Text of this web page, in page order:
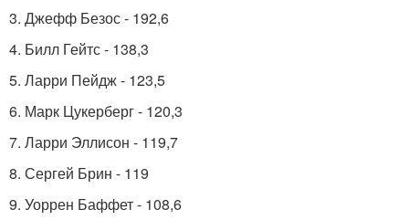
3. Джефф Безос - 192,6
4. Билл Гейтс - 138,3
5. Ларри Пейдж - 123,5
6. Марк Цукерберг - 120,3
7. Ларри Эллисон - 119,7
8. Сергей Брин - 119
9. Уоррен Баффет - 108,6